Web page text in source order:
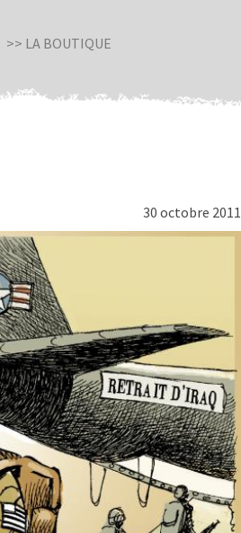
>> LA BOUTIQUE
30 octobre 2011